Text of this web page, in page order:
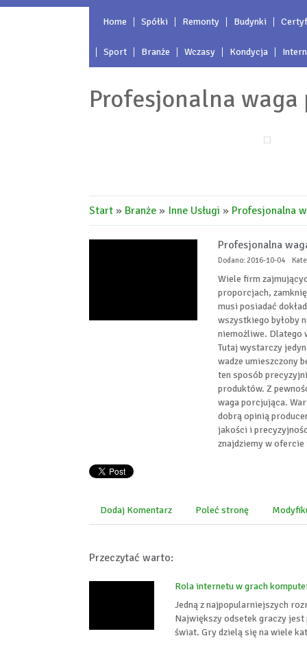
Home Spółki Remonty Budynki
Sport Branże Wczasy Kondycja
Profesjonalna waga
Start » Branże » Inne Usługi » Profesjonalna
Profesjonalna
Dodano: 2016-10-04
Wiele firm
proporcjach,
musi posiadać
wszystkiego byłoby
niemożliwe. Dlatego
Tutaj wystarczy
wadze umieszczony
ten sposób
produktów. Z
waga porcjująca.
dobrą opinią
jakości i
znajdziemy w
Dodaj Komentarz Poleć stronę
Przeczytać warto:
Rola internetu w grach
Jedną z najpopularniejszych
Największy odsetek graczy
świat. Gry dzielą się na wiele